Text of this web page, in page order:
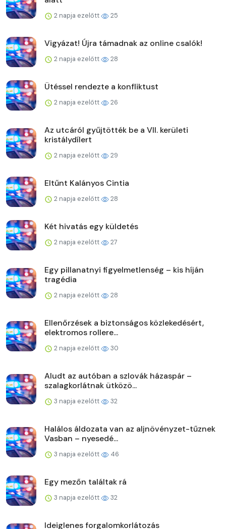
2 napja ezelőtt 25
Vigyázat! Újra támadnak az online csalók!
2 napja ezelőtt 28
Ütéssel rendezte a konfliktust
2 napja ezelőtt 26
Az utcáról gyűjtötték be a VII. kerületi
kristálydílert
2 napja ezelőtt 29
Eltűnt Kalányos Cintia
2 napja ezelőtt 28
Két hivatás egy küldetés
2 napja ezelőtt 27
Egy pillanatnyi figyelmetlenség – kis híján
tragédia
2 napja ezelőtt 28
Ellenőrzések a biztonságos közlekedésért,
elektromos rollere...
2 napja ezelőtt 30
Aludt az autóban a szlovák házaspár –
szalagkorlátnak ütközö...
3 napja ezelőtt 32
Halálos áldozata van az aljnövényzet-tűznek
Vasban – nyesedé...
3 napja ezelőtt 46
Egy mezőn találtak rá
3 napja ezelőtt 32
Ideiglenes forgalomkorlátozás